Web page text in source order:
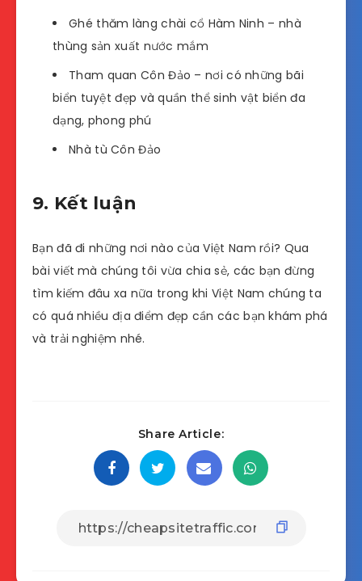
Ghé thăm làng chài cổ Hàm Ninh – nhà
thùng sản xuất nước mắm
Tham quan Côn Đảo – nơi có những bãi
biển tuyệt đẹp và quần thể sinh vật biển đa
dạng, phong phú
Nhà tù Côn Đảo
9. Kết luận
Bạn đã đi những nơi nào của Việt Nam rồi? Qua
bài viết mà chúng tôi vừa chia sẻ, các bạn đừng
tìm kiếm đâu xa nữa trong khi Việt Nam chúng ta
có quá nhiều địa điểm đẹp cần các bạn khám phá
và trải nghiệm nhé.
Share Article: